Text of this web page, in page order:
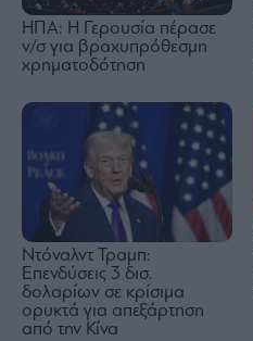
ΗΠΑ: Η Γερουσία πέρασε
ν/σ για βραχυπρόθεσμη
χρηματοδότηση
Ντόναλντ Τραμπ:
Επενδύσεις 3 δισ.
δολαρίων σε κρίσιμα
ορυκτά για απεξάρτηση
από την Κίνα